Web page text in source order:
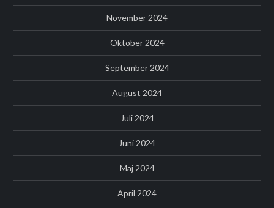
November 2024
Oktober 2024
September 2024
August 2024
Juli 2024
Juni 2024
Maj 2024
April 2024